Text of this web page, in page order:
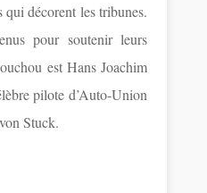
décorent les tribunes.
pour soutenir leurs
est Hans Joachim
pilote d’Auto-Union
Stuck.